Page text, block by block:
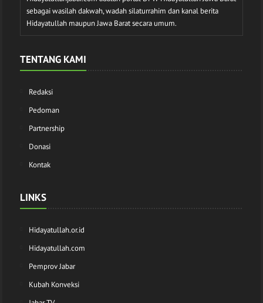
sebagai wasilah dakwah, wadah silaturrahim dan kanal berita
Hidayatullah maupun Jawa Barat secara umum.
TENTANG KAMI
Redaksi
Pedoman
Partnership
Donasi
Kontak
LINKS
Hidayatullah.or.id
Hidayatullah.com
Pemprov Jabar
Kubah Konveksi